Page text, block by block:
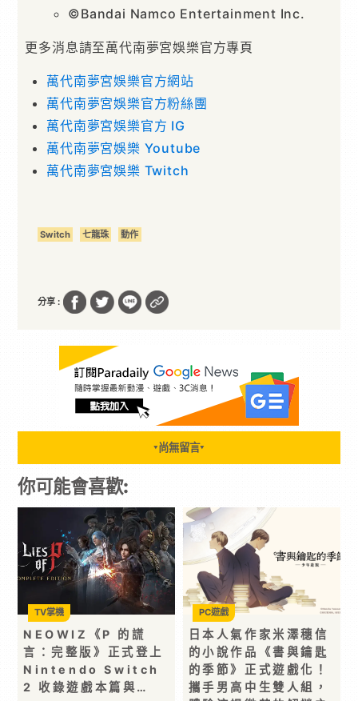
©Bandai Namco Entertainment Inc.
更多消息請至萬代南夢宮娛樂官方專頁
萬代南夢宮娛樂官方網站
萬代南夢宮娛樂官方粉絲團
萬代南夢宮娛樂官方 IG
萬代南夢宮娛樂 Youtube
萬代南夢宮娛樂 Twitch
Switch 七龍珠 動作
分享 :
▼ 尚無留言▼
你可能會喜歡:
NEOWIZ《P 的謊
言：完整版》正式登上
Nintendo Switch
2 收錄遊戲本篇與…
TV掌機
日本人氣作家米澤穗信
的小說作品《書與鑰匙
的季節》正式遊戲化！
攜手男高中生雙人組，
PC遊戲